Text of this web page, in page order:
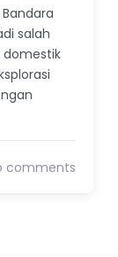
salah
domestik
comments